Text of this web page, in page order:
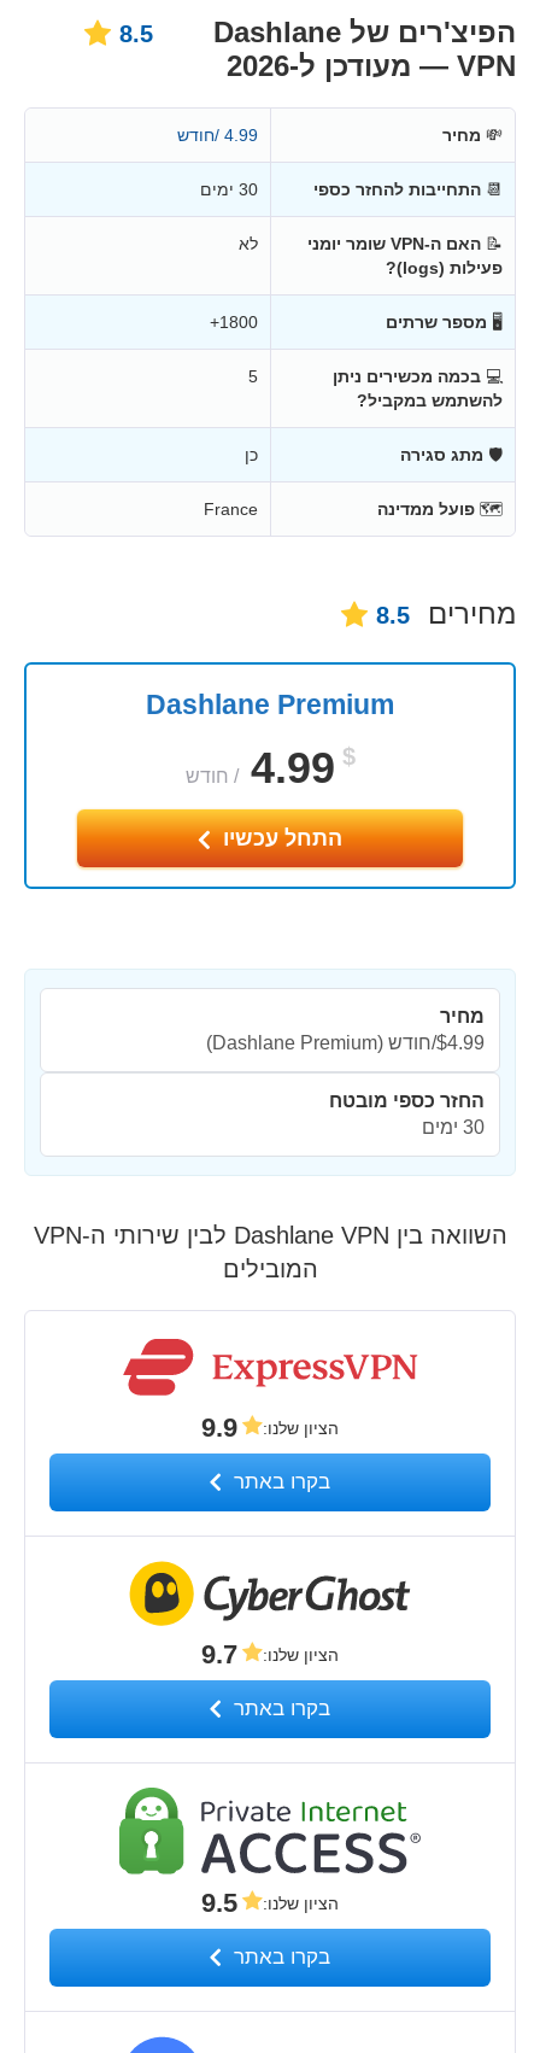
הפיצ'רים של Dashlane
VPN — מעודכן ל-2026
8.5
💸 מחיר 4.99 /חודש
📆 התחייבות להחזר כספי 30 ימים
📝
האם ה-VPN שומר יומני
פעילות (logs)?
לא
🖥 מספר שרתים 1800+
💻 בכמה מכשירים ניתן
להשתמש במקביל?
5
🛡 מתג סגירה כן
🗺 פועל ממדינה France
מחירים 8.5
Dashlane Premium
$
4.99
/ חודש
התחל עכשיו
מחיר
$4.99/חודש
(Dashlane Premium)
החזר כספי מובטח
30 ימים
השוואה בין Dashlane VPN לבין שירותי ה-VPN
המובילים
הציון שלנו:
9.9
בקרו באתר
הציון שלנו:
9.7
בקרו באתר
הציון שלנו:
9.5
בקרו באתר